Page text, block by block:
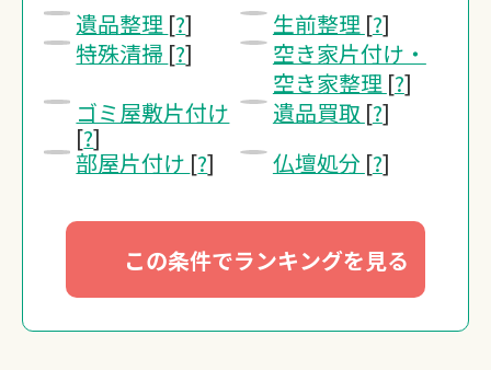
無料・24時間受付
Webで無料見積
遺品整理 [?] 生前整理 [?]
特殊清掃 [?]
空き家片付け・
空き家整理 [?]
ゴミ屋敷片付け
[?]
遺品買取 [?]
部屋片付け [?] 仏壇処分 [?]
この条件でランキングを見る